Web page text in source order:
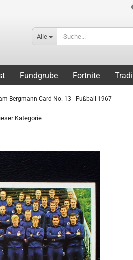
Alle
Fundgrube Fortnite
Bergmann Card No. 13 - Fußball 1967
Kategorie